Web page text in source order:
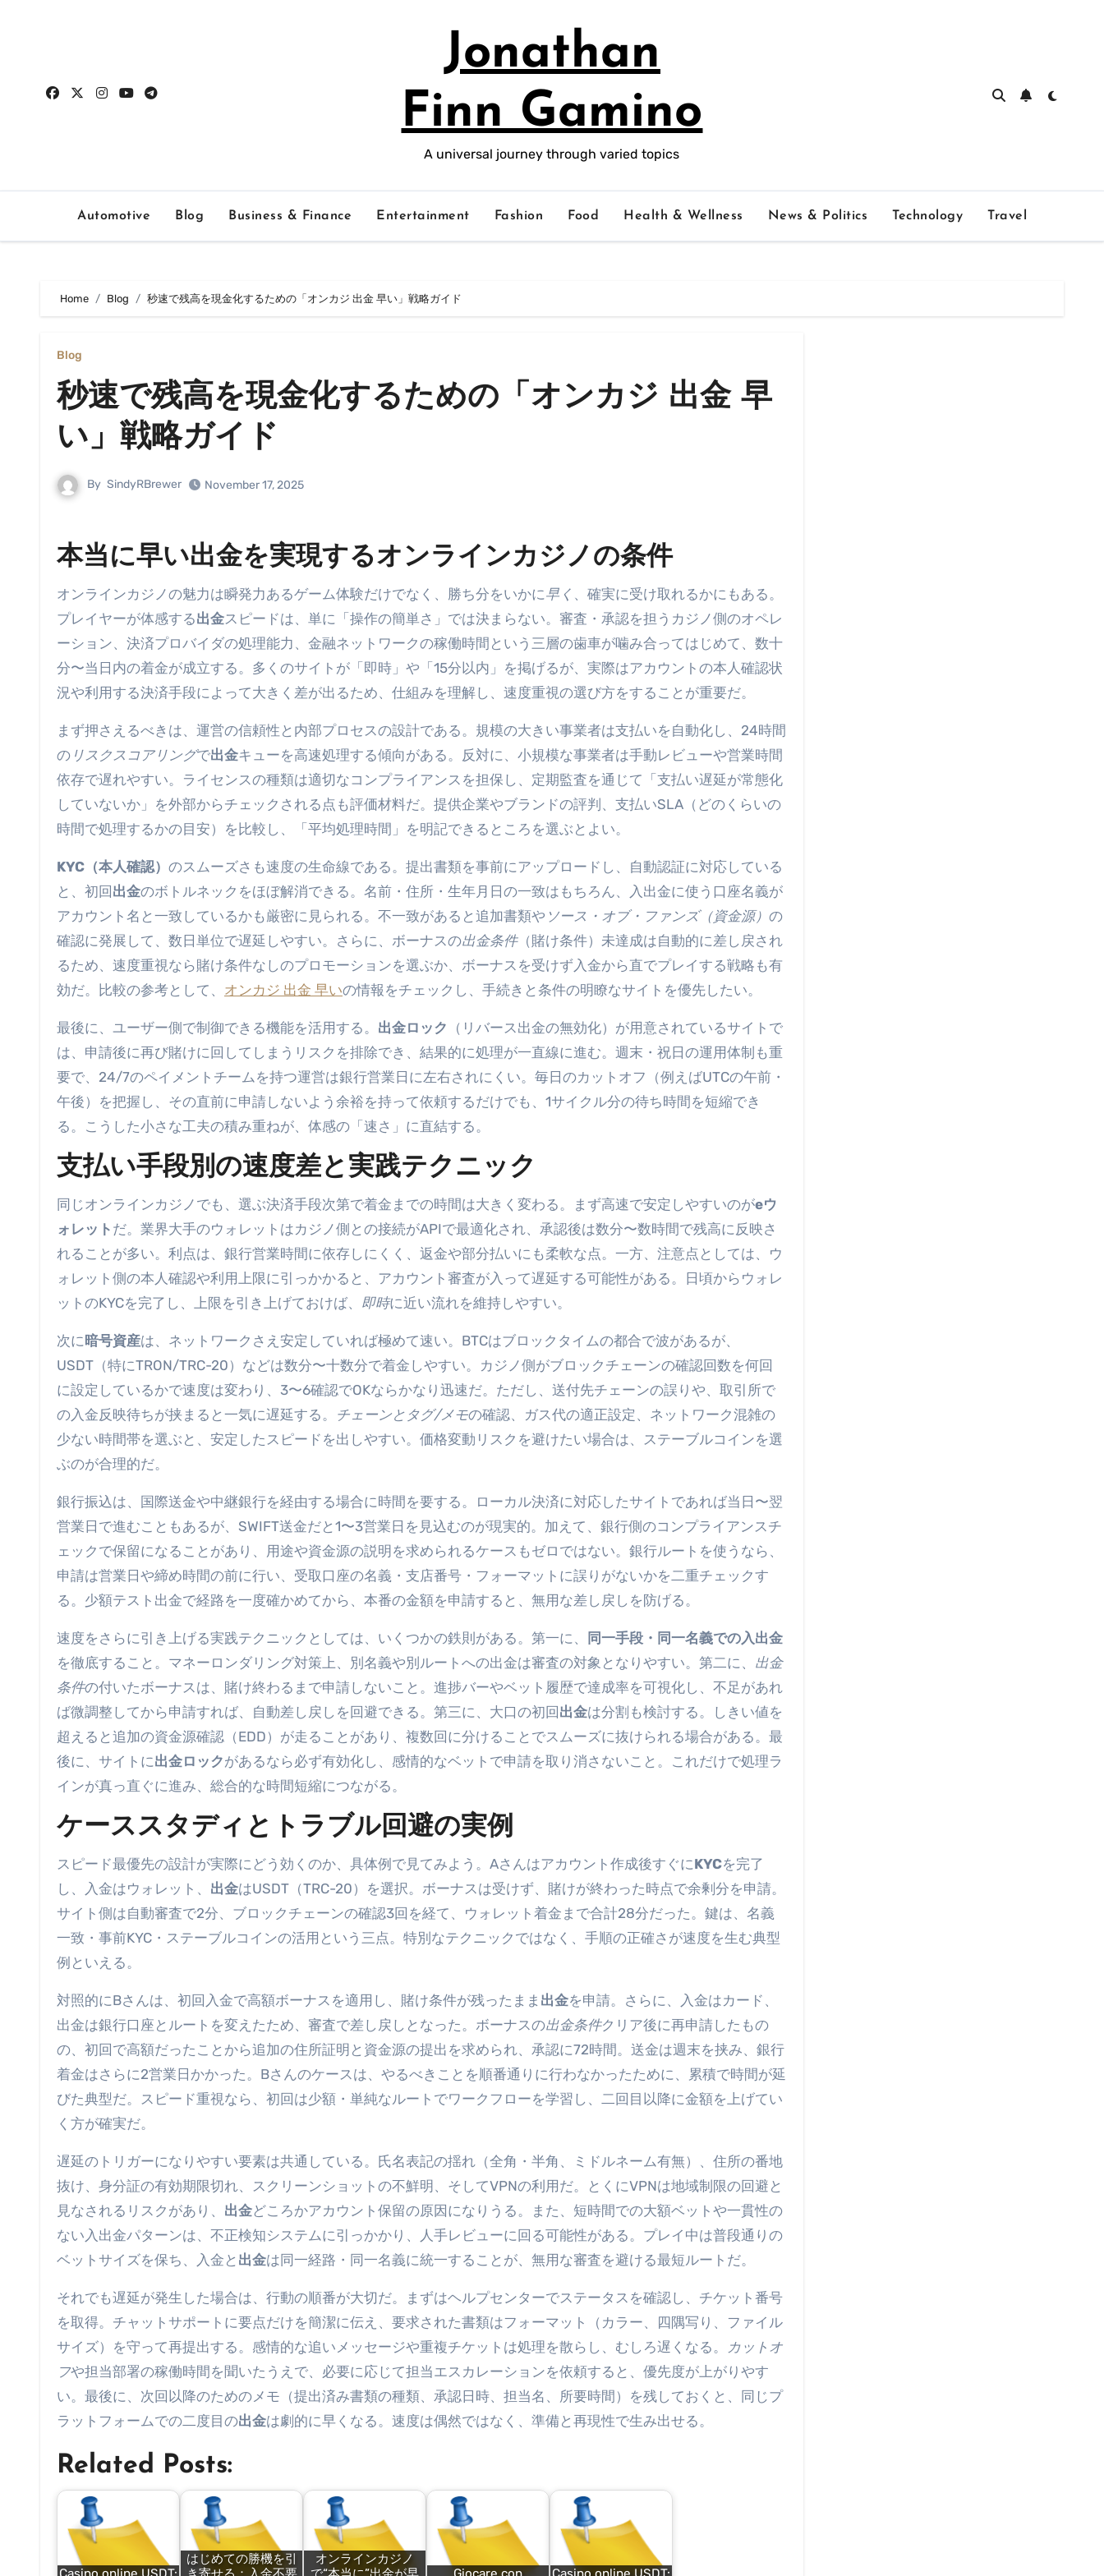
Jonathan
Finn Gamino
A universal journey through varied topics
Automotive Blog Business & Finance Entertainment Fashion Food Health & Wellness News & Politics Technology Travel
Home Blog 秒速で残高を現金化するための「オンカジ 出金 早い」戦略ガイド
Blog
秒速で残高を現金化するための「オンカジ 出金 早
い」戦略ガイド
By SindyRBrewer November 17, 2025
本当に早い出金を実現するオンラインカジノの条件
オンラインカジノの魅力は瞬発力あるゲーム体験だけでなく、勝ち分をいかに早く 、確実に受け取れるかにもある。
プレイヤーが体感する出金スピードは、単に「操作の簡単さ」では決まらない。審査・承認を担うカジノ側のオペレ
ーション、決済プロバイダの処理能力、金融ネットワークの稼働時間という三層の歯車が噛み合ってはじめて、数十
分〜当日内の着金が成立する。多くのサイトが「即時」や「15分以内」を掲げるが、実際はアカウントの本人確認状
況や利用する決済手段によって大きく差が出るため、仕組みを理解し、速度重視の選び方をすることが重要だ。
まず押さえるべきは、運営の信頼性と内部プロセスの設計である。規模の大きい事業者は支払いを自動化し、24時間
の リスクスコアリングで出金キューを高速処理する傾向がある。反対に、小規模な事業者は手動レビューや営業時間
依存で遅れやすい。ライセンスの種類は適切なコンプライアンスを担保し、定期監査を通じて「支払い遅延が常態化
していないか」を外部からチェックされる点も評価材料だ。提供企業やブランドの評判、支払いSLA（どのくらいの
時間で処理するかの目安）を比較し、「平均処理時間」を明記できるところを選ぶとよい。
KYC（本人確認） のスムーズさも速度の生命線である。提出書類を事前にアップロードし、自動認証に対応している
と、初回 出金のボトルネックをほぼ解消できる。名前・住所・生年月日の一致はもちろん、入出金に使う口座名義が
アカウント名と一致しているかも厳密に見られる。不一致があると追加書類や ソース・オブ・ファンズ（資金源） の
確認に発展して、数日単位で遅延しやすい。さらに、ボーナスの出金条件（賭け条件）未達成は自動的に差し戻され
るため、速度重視なら賭け条件なしのプロモーションを選ぶか、ボーナスを受けず入金から直でプレイする戦略も有
効だ。比較の参考として、 オンカジ 出金 早いの情報をチェックし、手続きと条件の明瞭なサイトを優先したい。
最後に、ユーザー側で制御できる機能を活用する。 出金ロック （リバース出金の無効化）が用意されているサイトで
は、申請後に再び賭けに回してしまうリスクを排除でき、結果的に処理が一直線に進む。週末・祝日の運用体制も重
要で、24/7のペイメントチームを持つ運営は銀行営業日に左右されにくい。毎日のカットオフ（例えばUTCの午前・
午後）を把握し、その直前に申請しないよう余裕を持って依頼するだけでも、1サイクル分の待ち時間を短縮でき
る。こうした小さな工夫の積み重ねが、体感の「速さ」に直結する。
支払い手段別の速度差と実践テクニック
同じオンラインカジノでも、選ぶ決済手段次第で着金までの時間は大きく変わる。まず高速で安定しやすいのがeウ
ォレット だ。業界大手のウォレットはカジノ側との接続がAPIで最適化され、承認後は数分〜数時間で残高に反映さ
れることが多い。利点は、銀行営業時間に依存しにくく、返金や部分払いにも柔軟な点。一方、注意点としては、ウ
ォレット側の本人確認や利用上限に引っかかると、アカウント審査が入って遅延する可能性がある。日頃からウォレ
ットのKYCを完了し、上限を引き上げておけば、 即時に近い流れを維持しやすい。
次に暗号資産は、ネットワークさえ安定していれば極めて速い。BTCはブロックタイムの都合で波があるが、
USDT（特にTRON/TRC-20）などは数分〜十数分で着金しやすい。カジノ側がブロックチェーンの確認回数を何回
に設定しているかで速度は変わり、3〜6確認でOKならかなり迅速だ。ただし、送付先チェーンの誤りや、取引所で
の入金反映待ちが挟まると一気に遅延する。 チェーンとタグ/メモの確認、ガス代の適正設定、ネットワーク混雑の
少ない時間帯を選ぶと、安定したスピードを出しやすい。価格変動リスクを避けたい場合は、ステーブルコインを選
ぶのが合理的だ。
銀行振込は、国際送金や中継銀行を経由する場合に時間を要する。ローカル決済に対応したサイトであれば当日〜翌
営業日で進むこともあるが、SWIFT送金だと1〜3営業日を見込むのが現実的。加えて、銀行側のコンプライアンスチ
ェックで保留になることがあり、用途や資金源の説明を求められるケースもゼロではない。銀行ルートを使うなら、
申請は営業日や締め時間の前に行い、受取口座の名義・支店番号・フォーマットに誤りがないかを二重チェックす
る。少額テスト出金で経路を一度確かめてから、本番の金額を申請すると、無用な差し戻しを防げる。
速度をさらに引き上げる実践テクニックとしては、いくつかの鉄則がある。第一に、
同一手段・同一名義での入出金
を徹底すること。マネーロンダリング対策上、別名義や別ルートへの出金は審査の対象となりやすい。第二に、 出金
条件の付いたボーナスは、賭け終わるまで申請しないこと。進捗バーやベット履歴で達成率を可視化し、不足があれ
ば微調整してから申請すれば、自動差し戻しを回避できる。第三に、大口の初回 出金は分割も検討する。しきい値を
超えると追加の資金源確認（EDD）が走ることがあり、複数回に分けることでスムーズに抜けられる場合がある。最
後に、サイトに出金ロックがあるなら必ず有効化し、感情的なベットで申請を取り消さないこと。これだけで処理ラ
インが真っ直ぐに進み、総合的な時間短縮につながる。
ケーススタディとトラブル回避の実例
スピード最優先の設計が実際にどう効くのか、具体例で見てみよう。Aさんはアカウント作成後すぐにKYCを完了
し、入金はウォレット、 出金はUSDT（TRC-20）を選択。ボーナスは受けず、賭けが終わった時点で余剰分を申請。
サイト側は自動審査で2分、ブロックチェーンの確認3回を経て、ウォレット着金まで合計28分だった。鍵は、名義
一致・事前KYC・ステーブルコインの活用という三点。特別なテクニックではなく、手順の正確さが速度を生む典型
例といえる。
対照的にBさんは、初回入金で高額ボーナスを適用し、賭け条件が残ったまま 出金を申請。さらに、入金はカード、
出金は銀行口座とルートを変えたため、審査で差し戻しとなった。ボーナスの出金条件クリア後に再申請したもの
の、初回で高額だったことから追加の住所証明と資金源の提出を求められ、承認に72時間。送金は週末を挟み、銀行
着金はさらに2営業日かかった。Bさんのケースは、やるべきことを順番通りに行わなかったために、累積で時間が延
びた典型だ。スピード重視なら、初回は少額・単純なルートでワークフローを学習し、二回目以降に金額を上げてい
く方が確実だ。
遅延のトリガーになりやすい要素は共通している。氏名表記の揺れ（全角・半角、ミドルネーム有無）、住所の番地
抜け、身分証の有効期限切れ、スクリーンショットの不鮮明、そしてVPNの利用だ。とくにVPNは地域制限の回避と
見なされるリスクがあり、 出金どころかアカウント保留の原因になりうる。また、短時間での大額ベットや一貫性の
ない入出金パターンは、不正検知システムに引っかかり、人手レビューに回る可能性がある。プレイ中は普段通りの
ベットサイズを保ち、入金と 出金は同一経路・同一名義に統一することが、無用な審査を避ける最短ルートだ。
それでも遅延が発生した場合は、行動の順番が大切だ。まずはヘルプセンターでステータスを確認し、チケット番号
を取得。チャットサポートに要点だけを簡潔に伝え、要求された書類はフォーマット（カラー、四隅写り、ファイル
サイズ）を守って再提出する。感情的な追いメッセージや重複チケットは処理を散らし、むしろ遅くなる。
カットオ
フや担当部署の稼働時間を聞いたうえで、必要に応じて担当エスカレーションを依頼すると、優先度が上がりやす
い。最後に、次回以降のためのメモ（提出済み書類の種類、承認日時、担当名、所要時間）を残しておくと、同じプ
ラットフォームでの二度目の出金は劇的に早くなる。速度は偶然ではなく、準備と再現性で生み出せる。
Related Posts:
はじめての勝機を引
オンラインカジノ